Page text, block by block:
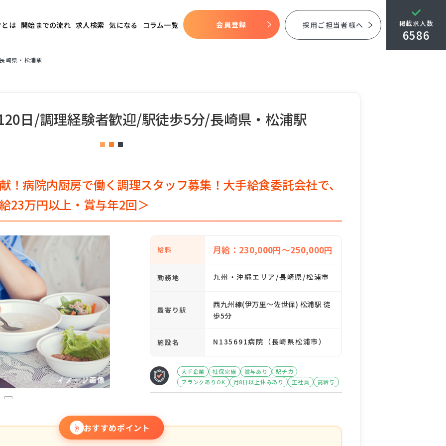
は 開始までの流れ 求人検索 気になる コラム一覧 会員登録 採用ご担当者様へ 掲載求人数
6586
崎県・松浦駅
日/調理経験者歓迎/駅徒歩5分/長崎県・松浦駅
病院内厨房で働く調理スタッフ募集！大手給食委託会社で、
23万円以上・賞与年2回＞
3
給料 月給：230,000円～250,000円
勤務地 九州・沖縄エリア/長崎県/松浦市
最寄り駅
西九州線(伊万里～佐世保) 松浦駅 徒
歩5分
施設名 N135691病院（長崎県松浦市）
大手企業 社保完備 賞与あり
駅チカ
ブランクありOK
月8日以上休みあり 正社員 高給与
☝ おすすめポイント